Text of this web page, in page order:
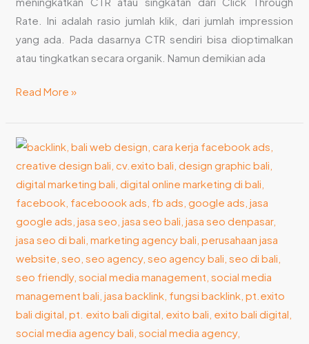
Rate. Ini adalah rasio jumlah klik, dari jumlah impression
yang ada. Pada dasarnya CTR sendiri bisa dioptimalkan
atau tingkatkan secara organik. Namun demikian ada
Read More »
Cari
Jasa
Digital
Marketing
di
Bali?
Simak
Ini
Dulu